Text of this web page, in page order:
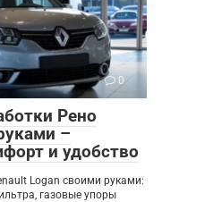
0
Рено
–
и удобство
Logan своими руками:
газовые упоры